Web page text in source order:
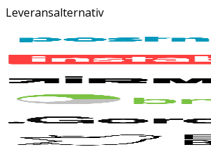
Leveransalternativ